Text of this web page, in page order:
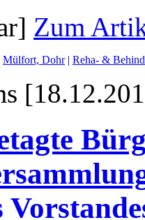
Zum
Mülfort, Dohr| Reha- &